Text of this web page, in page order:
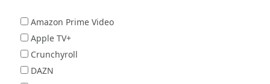
Amazon Prime Video
Apple TV+
Crunchyroll
DAZN